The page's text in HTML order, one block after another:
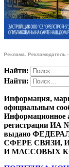
Реклама. Рекламодатель
Найти:
Найти:
Информация,
официальным
Информационное
регистрации ИА
выдано
СФЕРЕ СВЯЗИ,
И МАССОВЫХ